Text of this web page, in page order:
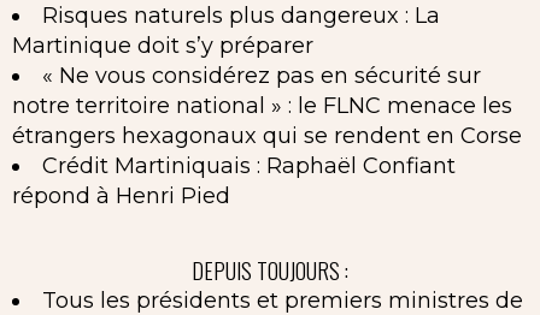
Risques naturels plus dangereux : La
Martinique doit s’y préparer
« Ne vous considérez pas en sécurité sur
notre territoire national » : le FLNC menace les
étrangers hexagonaux qui se rendent en Corse
Crédit Martiniquais : Raphaël Confiant
répond à Henri Pied
DEPUIS TOUJOURS :
Tous les présidents et premiers ministres de